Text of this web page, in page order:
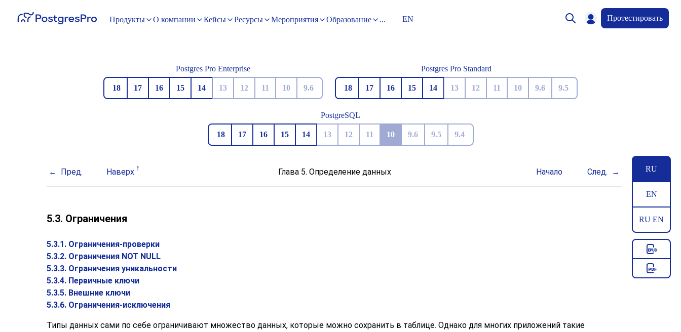
Продукты О компании Кейсы Ресурсы Мероприятия Образование ... EN Протестировать
Postgres Pro Enterprise
18 17 16 15 14 13 12 11 10 9.6
Postgres Pro Standard
18 17 16 15 14 13 12 11 10 9.6 9.5
PostgreSQL
18 17 16 15 14 13 12 11 10 9.6 9.5 9.4
RU
EN
RU EN
Пред. Наверх Глава 5. Определение данных Начало След.
5.3. Ограничения
5.3.1. Ограничения-проверки
5.3.2. Ограничения NOT NULL
5.3.3. Ограничения уникальности
5.3.4. Первичные ключи
5.3.5. Внешние ключи
5.3.6. Ограничения-исключения
Типы данных сами по себе ограничивают множество данных, которые можно сохранить в таблице. Однако для многих приложений такие